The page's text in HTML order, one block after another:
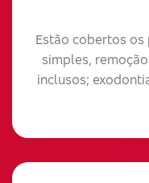
Estão cobertos
simples,
inclusos;